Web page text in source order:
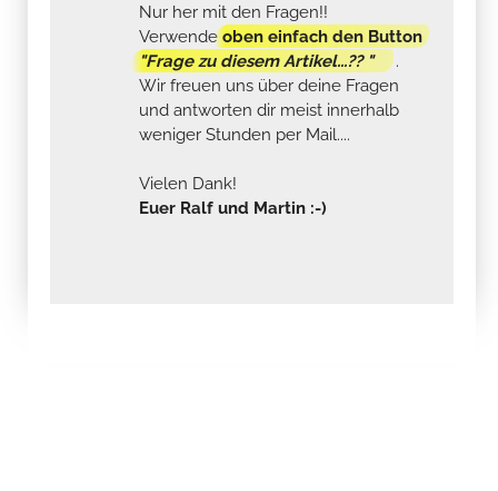
Nur her mit den Fragen!!
Verwendeoben einfach den Button
"Frage zu diesem Artikel...?? "
.
Wir freuen uns über deine Fragen
und antworten dir meist innerhalb
weniger Stunden per Mail....
Vielen Dank!
Euer Ralf und Martin :-)